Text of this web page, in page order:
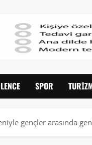
SPOR
gençler arasında